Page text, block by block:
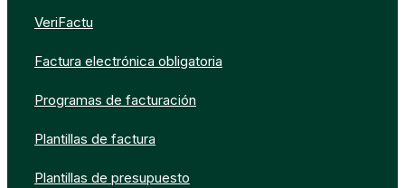
VeriFactu
Factura electrónica obligatoria
Programas de facturación
Plantillas de factura
Plantillas de presupuesto